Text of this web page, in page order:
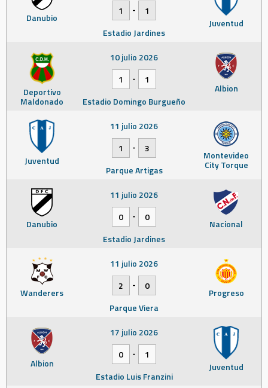
Danubio Juventud
1
-
1
Estadio Jardines
Deportivo
Maldonado
Albion
10 julio 2026
1
-
1
Estadio Domingo Burgueño
Juventud Montevideo
City Torque
11 julio 2026
1
-
3
Parque Artigas
Danubio Nacional
11 julio 2026
0
-
0
Estadio Jardines
Wanderers Progreso
11 julio 2026
2
-
0
Parque Viera
Albion Juventud
17 julio 2026
0
-
1
Estadio Luis Franzini